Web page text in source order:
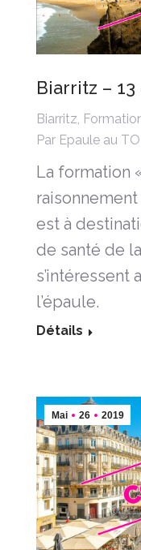
Biarritz –
Biarritz
Par Epaule au
La formation
est à
de santé de
s’intéressent
l’épaule.
Détails
Mai 26 2019